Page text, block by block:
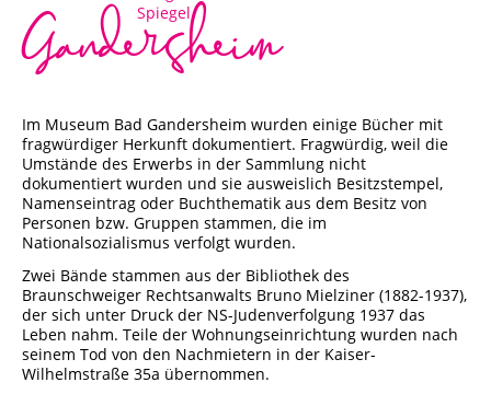
Gandersheim
Im Museum Bad Gandersheim wurden einige Bücher mit
fragwürdiger Herkunft dokumentiert. Fragwürdig, weil die
Umstände des Erwerbs in der Sammlung nicht
dokumentiert wurden und sie ausweislich Besitzstempel,
Namenseintrag oder Buchthematik aus dem Besitz von
Personen bzw. Gruppen stammen, die im
Nationalsozialismus verfolgt wurden.
Zwei Bände stammen aus der Bibliothek des
Braunschweiger Rechtsanwalts Bruno Mielziner (1882-1937),
der sich unter Druck der NS-Judenverfolgung 1937 das
Leben nahm. Teile der Wohnungseinrichtung wurden nach
seinem Tod von den Nachmietern in der Kaiser-
Wilhelmstraße 35a übernommen.